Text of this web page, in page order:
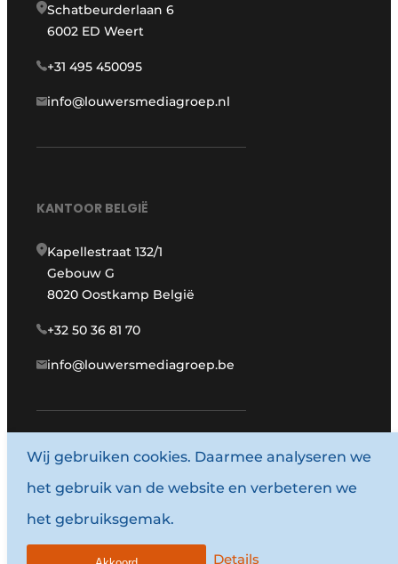
Schatbeurderlaan 6
6002 ED Weert
+31 495 450095
info@louwersmediagroep.nl
KANTOOR BELGIË
Kapellestraat 132/1
Gebouw G
8020 Oostkamp België
+32 50 36 81 70
info@louwersmediagroep.be
www.louwersmediagroep.com
© 1987 - 2026 Louwersmediagroep.
Algemene voorwaarden
Wij gebruiken cookies. Daarmee analyseren we
het gebruik van de website en verbeteren we
het gebruiksgemak.
Details